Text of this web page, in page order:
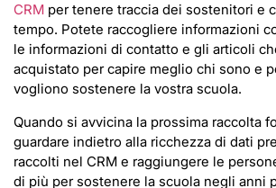
CRM per tenere traccia dei sostenitori e
tempo. Potete raccogliere informazioni
le informazioni di contatto e gli articoli
acquistato per capire meglio chi sono e
vogliono sostenere la vostra scuola.
Quando si avvicina la prossima raccolta
guardare indietro alla ricchezza di dati
raccolti nel CRM e raggiungere le
di più per sostenere la scuola negli anni